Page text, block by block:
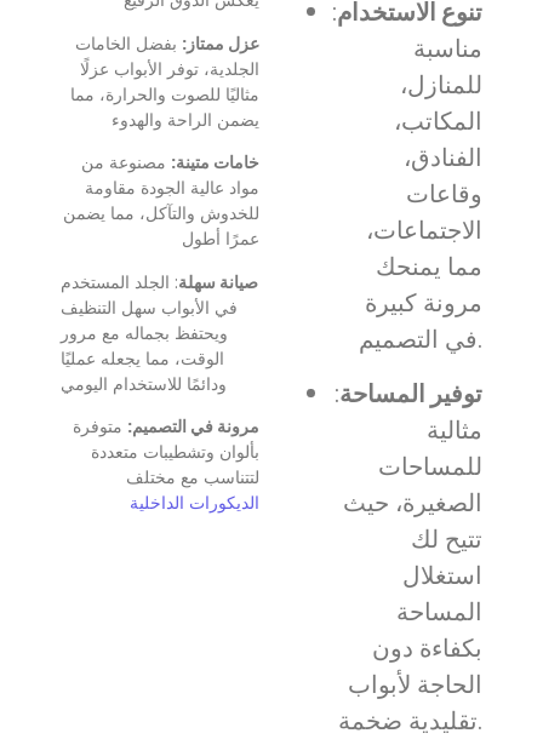
عزل ممتاز: بفضل الخامات
الجلدية، توفر الأبواب عزلًا
مثاليًا للصوت والحرارة، مما
يضمن الراحة والهدوء
خامات متينة: مصنوعة من
مواد عالية الجودة مقاومة
للخدوش والتآكل، مما يضمن
عمرًا أطول
صيانة سهلة: الجلد المستخدم
في الأبواب سهل التنظيف
ويحتفظ بجماله مع مرور
الوقت، مما يجعله عمليًا
ودائمًا للاستخدام اليومي
مرونة في التصميم: متوفرة
بألوان وتشطيبات متعددة
لتتناسب مع مختلف
الديكورات الداخلية
تنوع الاستخدام:
مناسبة
للمنازل،
المكاتب،
الفنادق،
وقاعات
الاجتماعات،
مما يمنحك
مرونة كبيرة
في التصميم.
توفير المساحة:
مثالية
للمساحات
الصغيرة، حيث
تتيح لك
استغلال
المساحة
بكفاءة دون
الحاجة لأبواب
تقليدية ضخمة.